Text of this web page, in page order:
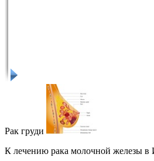
Рак груди
К лечению рака молочной железы в